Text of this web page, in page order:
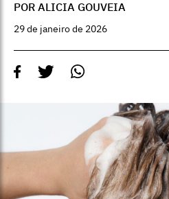
POR ALICIA GOUVEIA
29 de janeiro de 2026